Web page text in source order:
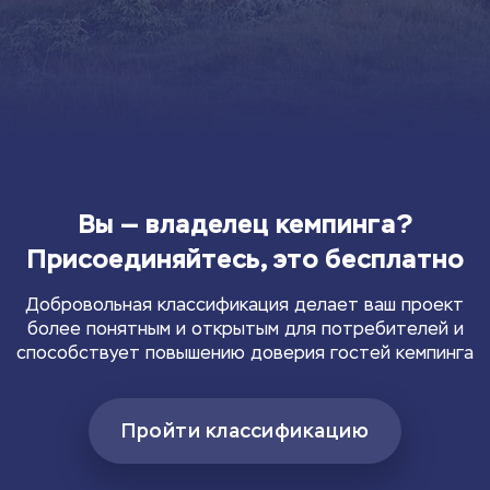
Вы — владелец кемпинга?
Присоединяйтесь, это бесплатно
Добровольная классификация делает ваш проект
более понятным и открытым для потребителей и
способствует повышению доверия гостей кемпинга
Пройти классификацию